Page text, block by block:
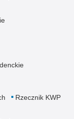
Rzecznik KWP